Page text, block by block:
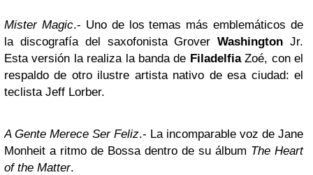
Mister Magic.- Uno de los temas más emblemáticos de
la discografía del saxofonista GroverWashington Jr.
Esta versión la realiza la banda de FiladelfiaZoé, con el
respaldo de otro ilustre artista nativo de esa ciudad: el
teclista Jeff Lorber.
A Gente Merece Ser Feliz.- La incomparable voz de Jane
Monheit a ritmo de Bossa dentro de su álbum The Heart
of the Matter.